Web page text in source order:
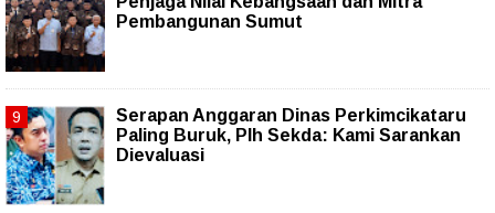
Pembangunan Sumut
Serapan Anggaran Dinas Perkimcikataru
Paling Buruk, Plh Sekda: Kami Sarankan
Dievaluasi